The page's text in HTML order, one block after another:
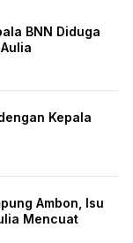
BNN Diduga
Kepala
Ambon, Isu
Mencuat